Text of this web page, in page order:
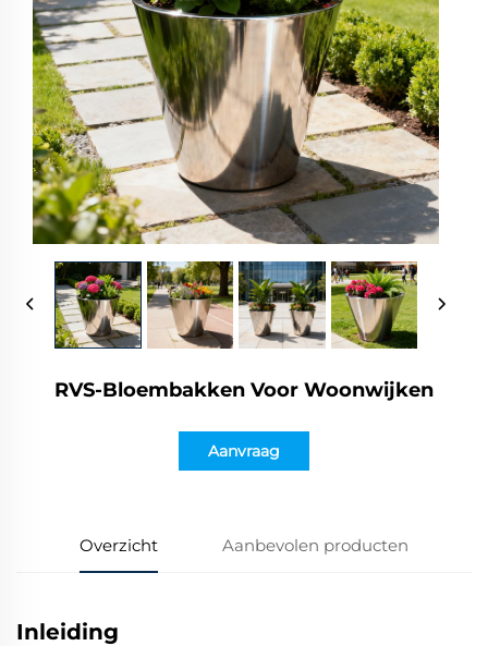
RVS-Bloembakken Voor Woonwijken
Aanvraag
Overzicht Aanbevolen producten
Inleiding